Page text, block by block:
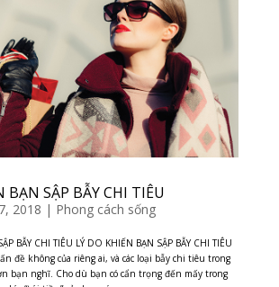
BẠN SẬP BẪY CHI TIÊU
2018 | Phong cách sống
BẪY CHI TIÊU LÝ DO KHIẾN BẠN SẬP BẪY CHI TIÊU
đề không của riêng ai, và các loại bẫy chi tiêu trong
bạn nghĩ. Cho dù bạn có cẩn trọng đến mấy trong